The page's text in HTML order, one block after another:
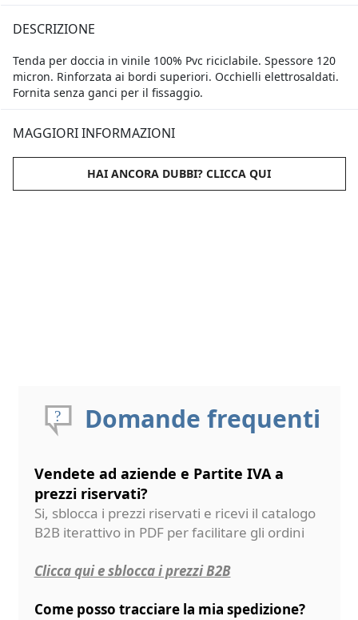
DESCRIZIONE
Tenda per doccia in vinile 100% Pvc riciclabile. Spessore 120
micron. Rinforzata ai bordi superiori. Occhielli elettrosaldati.
Fornita senza ganci per il fissaggio.
MAGGIORI INFORMAZIONI
HAI ANCORA DUBBI? CLICCA QUI
Domande frequenti
Vendete ad aziende e Partite IVA a
prezzi riservati?
Si, sblocca i prezzi riservati e ricevi il catalogo
B2B iterattivo in PDF per facilitare gli ordini
Clicca qui e sblocca i prezzi B2B
Come posso tracciare la mia spedizione?